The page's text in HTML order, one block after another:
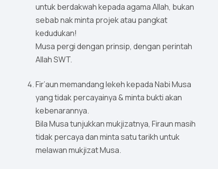
untuk berdakwah kepada agama Allah, bukan
sebab nak minta projek atau pangkat
kedudukan!
Musa pergi dengan prinsip, dengan perintah
Allah SWT.
Fir’aun memandang lekeh kepada Nabi Musa
yang tidak percayainya & minta bukti akan
kebenarannya.
Bila Musa tunjukkan mukjizatnya, Firaun masih
tidak percaya dan minta satu tarikh untuk
melawan mukjizat Musa.